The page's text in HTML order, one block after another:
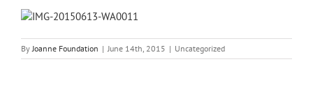
By Joanne Foundation | June 14th, 2015 | Uncategorized